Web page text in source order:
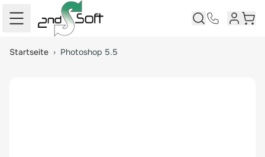
Startseite › Photoshop 5.5